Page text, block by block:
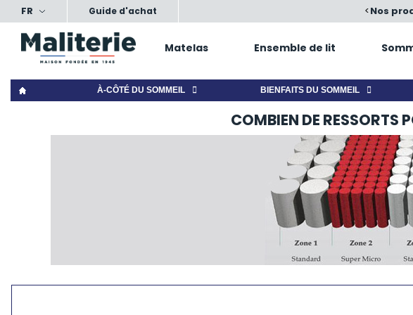
FR Guide d'achat <
nos conseils, votre confort Nos
Matelas Ensemble de lit
À-CÔTÉ DU SOMMEIL BIENFAITS DU SOMMEIL
COMBIEN DE RESSORTS